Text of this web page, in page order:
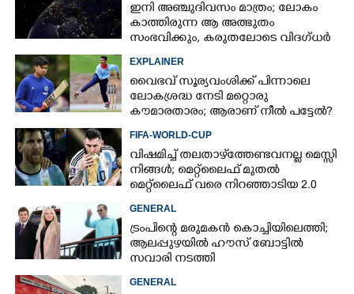
ഇനി അഞ്ചുദിവസം മാത്രം; ലോകം
കാത്തിരുന്ന ആ അത്ഭുതം
സംഭവിക്കും, കരുതലോടെ വിദഗ്ധർ
EXPLAINER
വൈഭവ് സൂര്യവംശിക്ക് പിന്നാലെ
ലോകശ്രദ്ധ നേടി മറ്റൊരു
കൗമാരതാരം; ആരാണ് നീൽ പട്ടേൽ?
FIFA-WORLD-CUP
വിഷമിച്ച് തലതാഴ്‌ത്തേണ്ടവനല്ല മെസ്സി
നിങ്ങള്‍; മെറ്റ്‌ലൈഫ് മുതല്‍
മെറ്റ്‌ലൈഫ് വരെ നിറഞ്ഞാടിയ 2.0
GENERAL
ട്രംപിന്റെ മരുമകൻ കൊച്ചിയിലെത്തി;
ആലപ്പുഴയിൽ ഹൗസ് ബോട്ടിൽ
സവാരി നടത്തി
GENERAL